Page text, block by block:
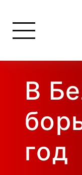
В
год